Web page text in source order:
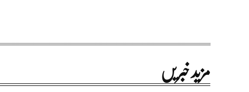
مزید خبریں